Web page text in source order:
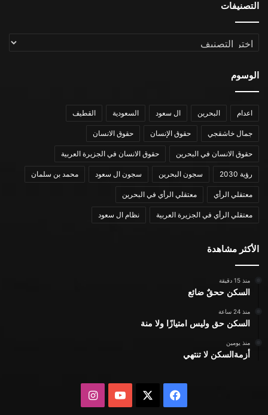
التصنيفات
التصنيفات
الوسوم
اعدام البحرين ال سعود السعودية القطيف
جمال خاشقجي حقوق الإنسان حقوق الانسان
حقوق الانسان في البحرين حقوق الانسان في الجزيرة العربية
رؤية 2030 سجون البحرين سجون ال سعود محمد بن سلمان
معتقلي الرأي معتقلي الرأي في البحرين
معتقلي الرأي في الجزيرة العربية نظام ال سعود
الأكثر مشاهدة
منذ 15 دقيقة
السكن ححقٌ ضائع
منذ 24 ساعة
السكن حق وليس امتيازًا ولا منة
منذ يومين
أزمةالسكن لا تنتهي
فيسبوك يوتيوبانستقرام